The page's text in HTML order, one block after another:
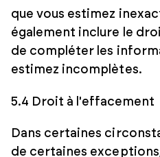
que vous estimez
également inclure le
de compléter les
estimez incomplètes.
5.4 Droit à l'effacement
Dans certaines
de certaines